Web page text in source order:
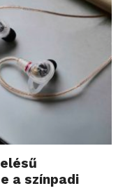
a színpadi